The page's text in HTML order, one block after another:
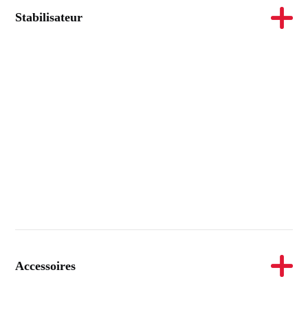
Stabilisateur
Accessoires